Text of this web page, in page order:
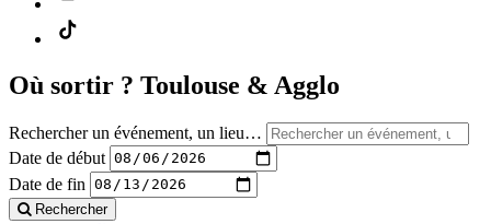
Où sortir ? Toulouse & Agglo
Rechercher un événement, un lieu…
Date de début
Date de fin
Rechercher